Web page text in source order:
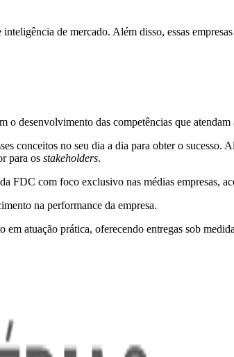
de mercado. Além disso, essas
desenvolvimento das competências que
conceitos no seu dia a dia para obter o sucesso.
para os stakeholders.
FDC com foco exclusivo nas médias empresas,
na performance da empresa.
atuação prática, oferecendo entregas sob